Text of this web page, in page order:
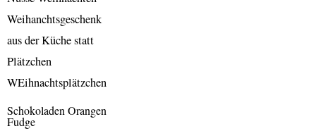
Schokoladen Orangen
Fudge